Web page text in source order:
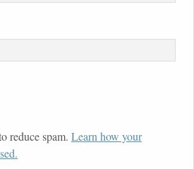
reduce spam. Learn how your